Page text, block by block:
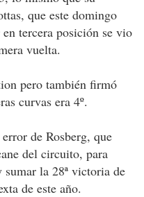
que este domingo
tercera posición se vio
vuelta.
pero también firmó
curvas era 4º.
de Rosberg, que
del circuito, para
la 28ª victoria de
de este año.